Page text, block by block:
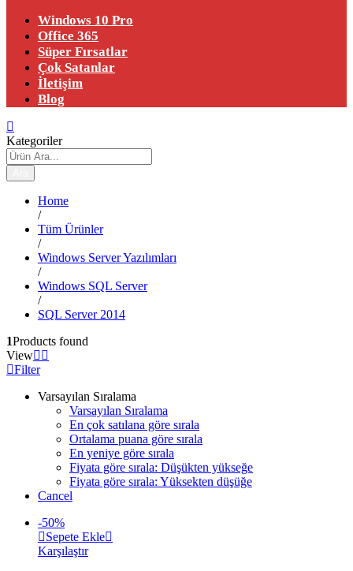
Windows 10 Pro
Office 365
Süper Fırsatlar
Çok Satanlar
İletişim
Blog
Kategoriler
Home
/
Tüm Ürünler
/
Windows Server Yazılımları
/
Windows SQL Server
/
SQL Server 2014
1Products found
View
Filter
Varsayılan Sıralama
Varsayılan Sıralama
En çok satılana göre sırala
Ortalama puana göre sırala
En yeniye göre sırala
Fiyata göre sırala: Düşükten yükseğe
Fiyata göre sırala: Yüksekten düşüğe
Cancel
-50%
Sepete Ekle
Karşılaştır